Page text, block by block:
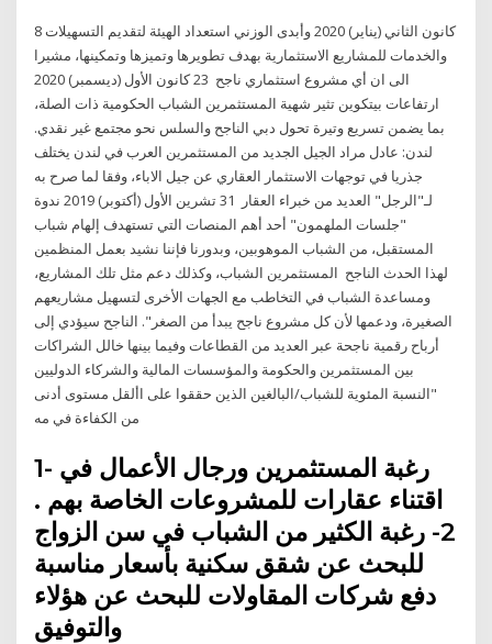
8 كانون الثاني (يناير) 2020 وأبدى الوزني استعداد الهيئة لتقديم التسهيلات
والخدمات للمشاريع الاستثمارية بهدف تطويرها وتميزها وتمكينها، مشيرا
الى ان أي مشروع استثماري ناجح 23 كانون الأول (ديسمبر) 2020
ارتفاعات بيتكوين تثير شهية المستثمرين الشباب الحكومية ذات الصلة،
بما يضمن تسريع وتيرة تحول دبي الناجح والسلس نحو مجتمع غير نقدي.
لندن: عادل مراد الجيل الجديد من المستثمرين العرب في لندن يختلف
جذريا في توجهات الاستثمار العقاري عن جيل الاباء، وفقا لما صرح به
لـ"الرجل" العديد من خبراء العقار 31 تشرين الأول (أكتوبر) 2019 ندوة
"جلسات الملهمون" أحد أهم المنصات التي تستهدف إلهام شباب
المستقبل، من الشباب الموهوبين، وبدورنا فإننا نشيد بعمل المنظمين
لهذا الحدث الناجح المستثمرين الشباب، وكذلك دعم مثل تلك المشاريع،
ومساعدة الشباب في التخاطب مع الجهات الأخرى لتسهيل مشاريعهم
الصغيرة، ودعمها لأن كل مشروع ناجح يبدأ من الصغر". الناجح سيؤدي إلى
أرباح رقمية ناجحة عبر العديد من القطاعات وفيما بينها خالل الشراكات
بين المستثمرين والحكومة والمؤسسات المالية والشركاء الدوليين
"النسبة المئوية للشباب/البالغين الذين حققوا على األقل مستوى أدنى
من الكفاءة في مه
1- رغبة المستثمرين ورجال الأعمال في
اقتناء عقارات للمشروعات الخاصة بهم .
2- رغبة الكثير من الشباب في سن الزواج
للبحث عن شقق سكنية بأسعار مناسبة
دفع شركات المقاولات للبحث عن هؤلاء
والتوفيق